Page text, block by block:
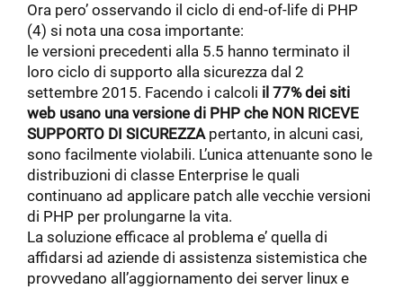
Ora pero’ osservando il ciclo di end-of-life di PHP
(4) si nota una cosa importante:
le versioni precedenti alla 5.5 hanno terminato il
loro ciclo di supporto alla sicurezza dal 2
settembre 2015. Facendo i calcoli il 77% dei siti
web usano una versione di PHP che NON RICEVE
SUPPORTO DI SICUREZZApertanto, in alcuni casi,
sono facilmente violabili. L’unica attenuante sono le
distribuzioni di classe Enterprise le quali
continuano ad applicare patch alle vecchie versioni
di PHP per prolungarne la vita.
La soluzione efficace al problema e’ quella di
affidarsi ad aziende di assistenza sistemistica che
provvedano all’aggiornamento dei server linux e